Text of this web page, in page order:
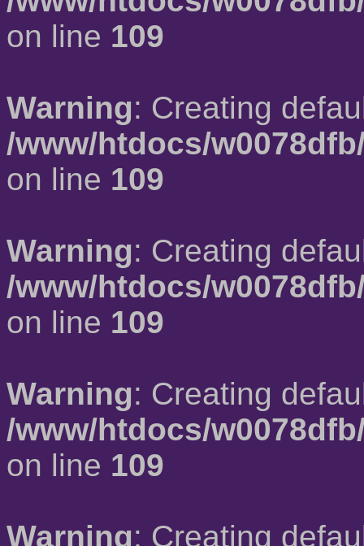
on line 109
Warning: Creating
/www/htdocs/
on line 109
Warning: Creating
/www/htdocs/
on line 109
Warning: Creating
/www/htdocs/
on line 109
Warning: Creating